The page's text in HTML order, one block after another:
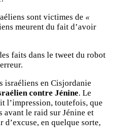
sont victimes de «
meurent du fait d’avoir
faits dans le tweet du robot
israéliens en Cisjordanie
contre Jénine. Le
l’impression, toutefois, que
avant le raid sur Jénine et
en quelque sorte,